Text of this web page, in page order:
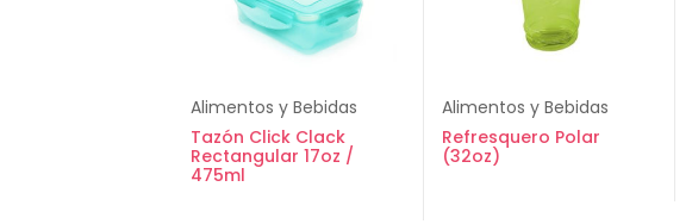
Alimentos y Bebidas
Tazón Click Clack
Rectangular 17oz /
475ml
Alimentos y Bebidas
Refresquero Polar
(32oz)